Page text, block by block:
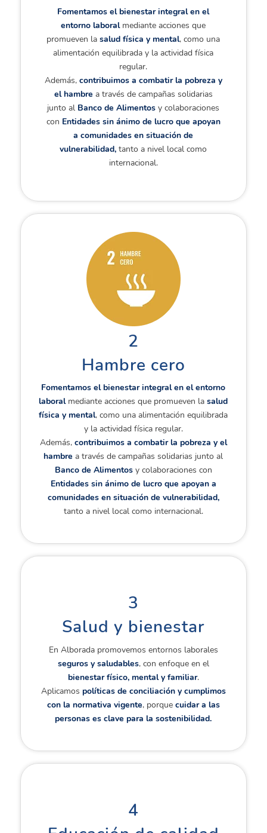
Fomentamos el bienestar integral en el
entorno laboralmediante acciones que
promueven lasalud física y mental, como una
alimentación equilibrada y la actividad física
regular.
Además, contribuimos a combatir la pobreza y
el hambre a través de campañas solidarias
junto al Banco de Alimentos y colaboraciones
con Entidades sin ánimo de lucro que apoyan
a comunidades en situación de
vulnerabilidad, tanto a nivel local como
internacional.
2
Hambre cero
Fomentamos el bienestar integral en el entorno
laboralmediante acciones que promueven lasalud
física y mental, como una alimentación equilibrada
y la actividad física regular.
Además, contribuimos a combatir la pobreza y el
hambre a través de campañas solidarias junto al
Banco de Alimentosy colaboraciones con
Entidades sin ánimo de lucro que apoyan a
comunidades en situación de vulnerabilidad,
tanto a nivel local como internacional.
3
Salud y bienestar
En Alborada promovemos entornos laborales
seguros y saludables, con enfoque en el
bienestar físico, mental y familiar.
Aplicamos políticas de conciliación y cumplimos
con la normativa vigente, porque cuidar a las
personas es clave para la sostenibilidad.
4